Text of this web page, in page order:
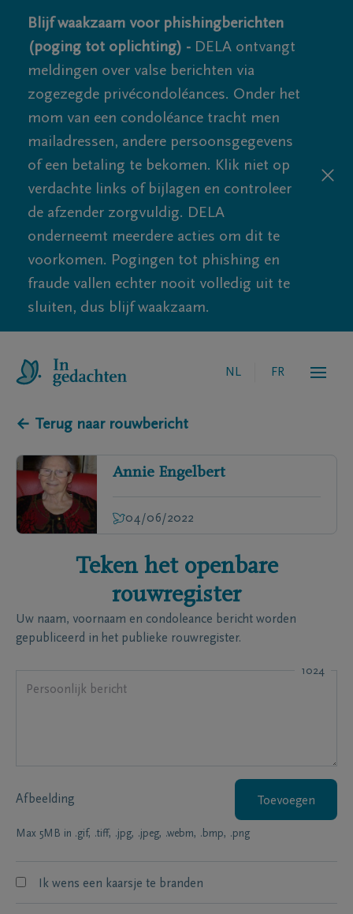
Blijf waakzaam voor phishingberichten
(poging tot oplichting) - DELA ontvangt
meldingen over valse berichten via
zogezegde privécondoléances. Onder het
mom van een condoléance tracht men
mailadressen, andere persoonsgegevens
of een betaling te bekomen. Klik niet op
verdachte links of bijlagen en controleer
de afzender zorgvuldig. DELA
onderneemt meerdere acties om dit te
voorkomen. Pogingen tot phishing en
fraude vallen echter nooit volledig uit te
sluiten, dus blijf waakzaam.
NL FR
← Terug naar rouwbericht
Annie Engelbert
04/06/2022
Teken het openbare
rouwregister
Uw naam, voornaam en condoleance bericht worden
gepubliceerd in het publieke rouwregister.
1024
Afbeelding Toevoegen
Max 5MB in .gif, .tiff, .jpg, .jpeg, .webm, .bmp, .png
Ik wens een kaarsje te branden